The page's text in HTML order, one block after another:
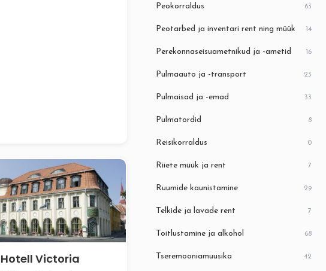
Hotell Victoria
Peokorraldus 63
Peotarbed ja inventari rent ning müük 14
Perekonnaseisuametnikud ja -ametid 16
Pulmaauto ja -transport 23
Pulmaisad ja -emad 33
Pulmatordid 8
Reisikorraldus 0
Riiete müük ja rent 7
Ruumide kaunistamine 29
Telkide ja lavade rent 7
Toitlustamine ja alkohol 68
Tseremooniamuusika 42